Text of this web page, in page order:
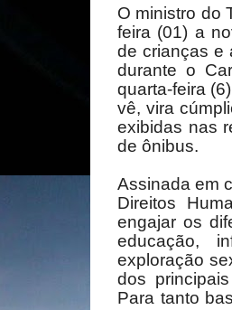
O ministro do
feira (01) a
de crianças e
durante o
quarta-feira
vê, vira
exibidas nas
de ônibus.
Assinada em
Direitos
engajar os
educação,
exploração
dos
Para tanto